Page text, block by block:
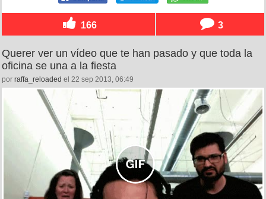
166 3
Querer ver un vídeo que te han pasado y que toda la
oficina se una a la fiesta
por raffa_reloaded el 22 sep 2013, 06:49